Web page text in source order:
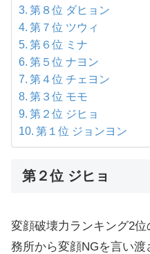
第８位 ダヒョン
第７位 ツウィ
第６位 ミナ
第５位 ナヨン
第４位 チェヨン
第３位 モモ
第２位 ジヒョ
第１位 ジョンヨン
第２位 ジヒョ
変顔破壊力ランキング2
務所から変顔NGを言い